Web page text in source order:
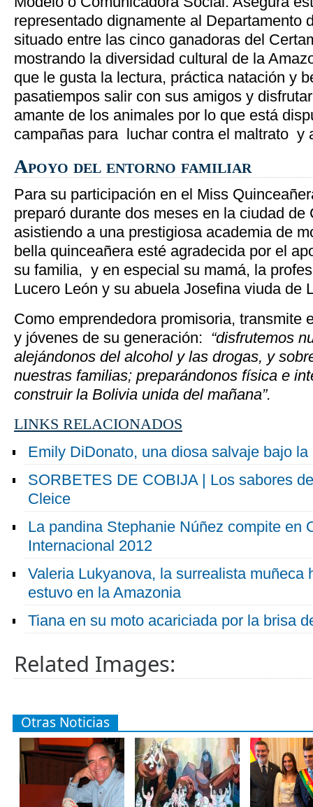
representado dignamente al Departamento
situado entre las cinco ganadoras del
mostrando la diversidad cultural de la
que le gusta la lectura, práctica natación y
pasatiempos salir con sus amigos y
amante de los animales por lo que está
campañas para luchar contra el maltrato y
Apoyo del entorno familiar
Para su participación en el Miss
preparó durante dos meses en la ciudad de
asistiendo a una prestigiosa academia de
bella quinceañera esté agradecida por el
su familia, y en especial su mamá, la
Lucero León y su abuela Josefina viuda de
Como emprendedora promisoria, transmite
y jóvenes de su generación: “disfrutemos
alejándonos del alcohol y las drogas, y
nuestras familias; preparándonos física e
construir la Bolivia unida del mañana”.
LINKS RELACIONADOS
Emily DiDonato, una diosa salvaje bajo
SORBETES DE COBIJA | Los sabores
Cleice
La pandina Stephanie Núñez compite en
Internacional 2012
Valeria Lukyanova, la surrealista muñeca
estuvo en la Amazonia
Tiana en su moto acariciada por la brisa
Related Images:
Otras Noticias